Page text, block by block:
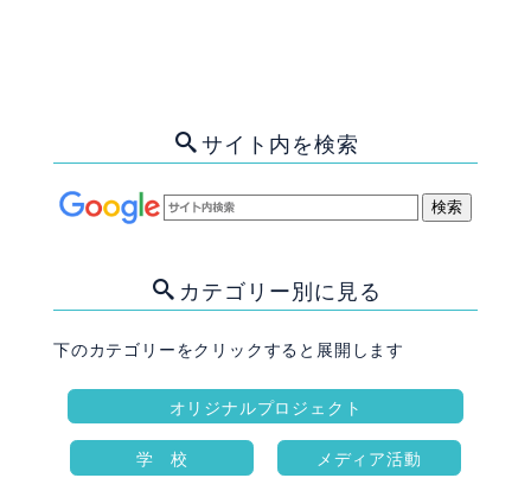
サイト内を検索
カテゴリー別に見る
下のカテゴリーをクリックすると展開します
オリジナルプロジェクト
学 校 メディア活動